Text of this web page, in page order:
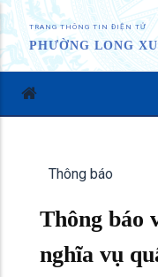
TRANG THÔNG TIN ĐIỆN TỬ
PHƯỜNG LONG
Thông báo
Thông báo
nghĩa vụ